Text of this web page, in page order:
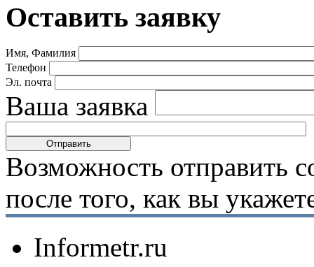
Оставить заявку
Имя, Фамилия
Телефон
Эл. почта
Ваша заявка
Возможность отправить
после того, как вы
Informetr.ru